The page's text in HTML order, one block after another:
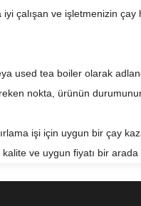
çalışan ve işletmenizin çay
used tea boiler olarak
nokta, ürünün
işi için uygun bir çay
ve uygun fiyatı bir